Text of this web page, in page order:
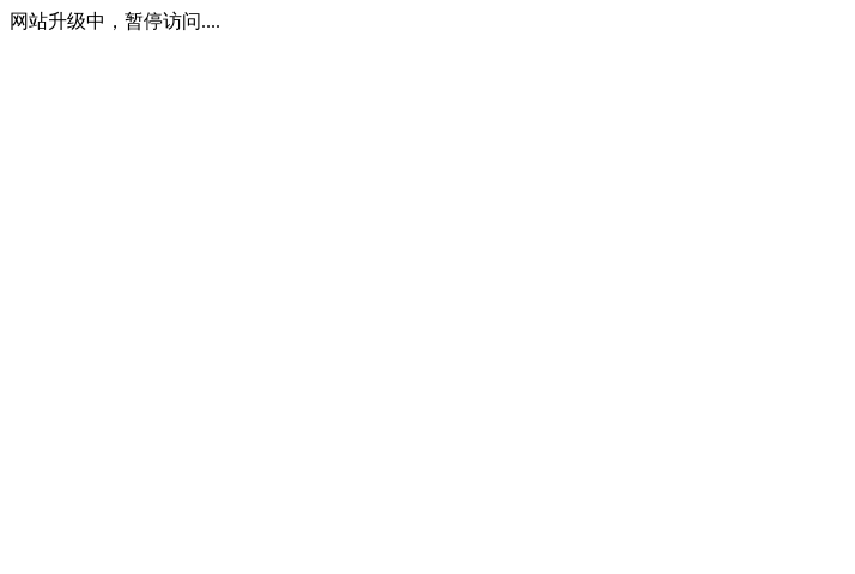
网站升级中，暂停访问....